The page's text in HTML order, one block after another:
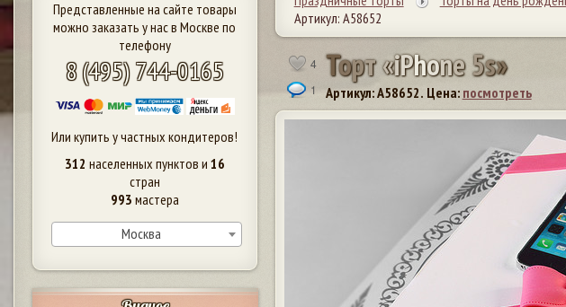
Представленные на сайте товары
можно заказать у нас в Москве по
телефону
8 (495) 744-0165
Или купить у частных кондитеров!
312 населенных пунктов и 16
стран
993 мастера
Москва
Артикул: А58652
4
1
Торт«iPhone5s»
Артикул: A58652. Цена: посмотреть